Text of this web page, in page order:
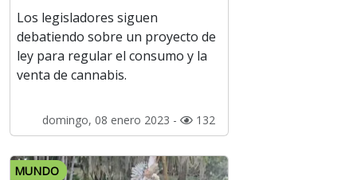
Los legisladores siguen
debatiendo sobre un proyecto de
ley para regular el consumo y la
venta de cannabis.
domingo, 08 enero 2023 - 132
MUNDO